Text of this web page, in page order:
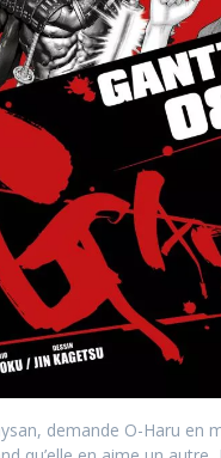
demande O-Haru en